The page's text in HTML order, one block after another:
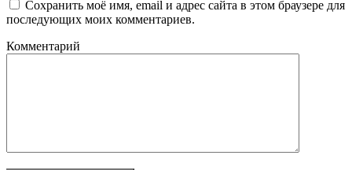
Сохранить моё имя, email и адрес сайта в этом браузере для
последующих моих комментариев.
Комментарий